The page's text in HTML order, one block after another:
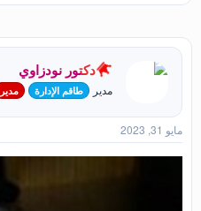
د
ا
م
و
ع
ر
خ
ل
ب
د
ء
دكتور نودزاوي
مدير طاقم الإدارة مدير
مايو 31, 2023